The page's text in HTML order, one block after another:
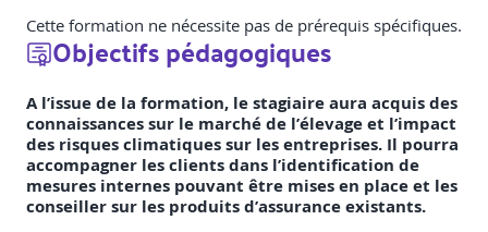
Cette formation ne nécessite pas de prérequis spécifiques.
Objectifs pédagogiques
A l’issue de la formation, le stagiaire aura acquis des
connaissances sur le marché de l’élevage et l’impact
des risques climatiques sur les entreprises. Il pourra
accompagner les clients dans l’identification de
mesures internes pouvant être mises en place et les
conseiller sur les produits d’assurance existants.